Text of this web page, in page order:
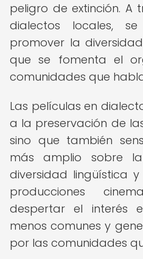
peligro de extinción. A
dialectos locales,
promover la
que se fomenta el
comunidades que
Las películas en
a la preservación de
sino que también
más amplio sobre
diversidad lingüística
producciones
despertar el interés
menos comunes y
por las comunidades